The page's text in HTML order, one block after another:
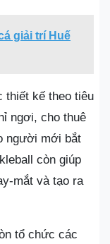
giải trí Huế
thiết kế theo tiêu
ngơi, cho thuê
người mới bắt
còn giúp
mắt và tạo ra
tổ chức các